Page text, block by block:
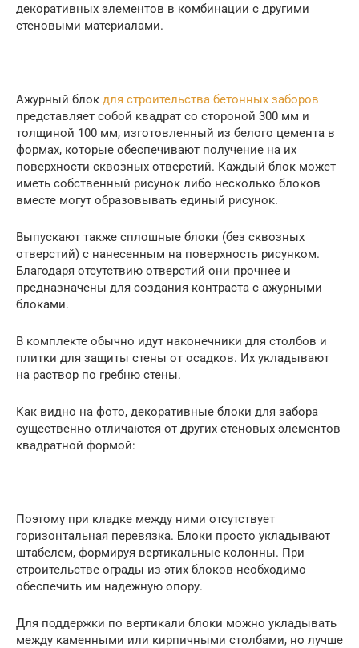
декоративных элементов в комбинации с другими
стеновыми материалами.
Ажурный блок для строительства бетонных заборов
представляет собой квадрат со стороной 300 мм и
толщиной 100 мм, изготовленный из белого цемента в
формах, которые обеспечивают получение на их
поверхности сквозных отверстий. Каждый блок может
иметь собственный рисунок либо несколько блоков
вместе могут образовывать единый рисунок.
Выпускают также сплошные блоки (без сквозных
отверстий) с нанесенным на поверхность рисунком.
Благодаря отсутствию отверстий они прочнее и
предназначены для создания контраста с ажурными
блоками.
В комплекте обычно идут наконечники для столбов и
плитки для защиты стены от осадков. Их укладывают
на раствор по гребню стены.
Как видно на фото, декоративные блоки для забора
существенно отличаются от других стеновых элементов
квадратной формой:
Поэтому при кладке между ними отсутствует
горизонтальная перевязка. Блоки просто укладывают
штабелем, формируя вертикальные колонны. При
строительстве ограды из этих блоков необходимо
обеспечить им надежную опору.
Для поддержки по вертикали блоки можно укладывать
между каменными или кирпичными столбами, но лучше